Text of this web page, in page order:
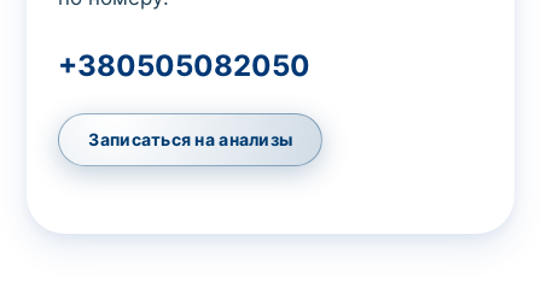
+380505082050
Записаться на анализы